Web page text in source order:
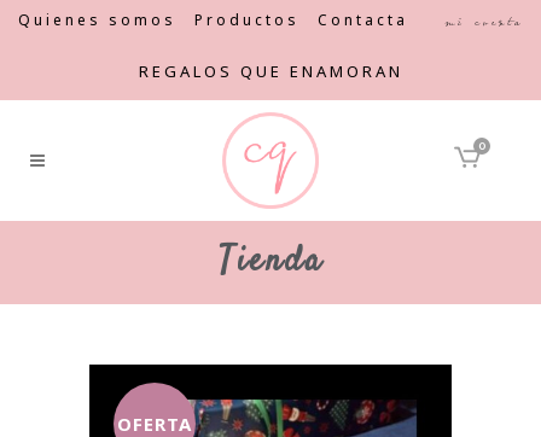
Quienes somos Productos Contacta Mi cuenta
REGALOS QUE ENAMORAN
0
Tienda
OFERTA